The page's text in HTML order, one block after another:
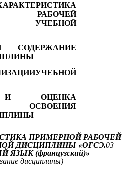
РАБОЧЕЙ
УЧЕБНОЙ
СОДЕРЖАНИЕ
И ОЦЕНКА
ОСВОЕНИЯ
ПРИМЕРНОЙ РАБОЧЕЙ
ДИСЦИПЛИНЫ «ОГСЭ.03
ЯЗЫК(французский)»
дисциплины)